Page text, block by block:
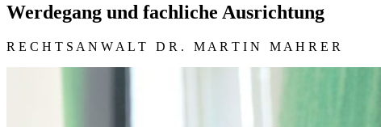
Werdegang und fachliche Ausrichtung
R E C H T S A N W A L T D R . M A R T I N M A H R E R